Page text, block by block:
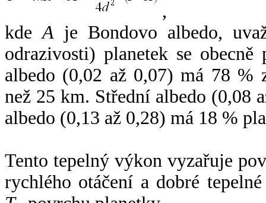
,
kdeA je Bondovo albedo,
odrazivosti) planetek se
albedo (0,02 až 0,07) má 78 %
než 25 km. Střední albedo (0,08
albedo (0,13 až 0,28) má 18 %
Tento tepelný výkon vyzařuje
rychlého otáčení a dobré